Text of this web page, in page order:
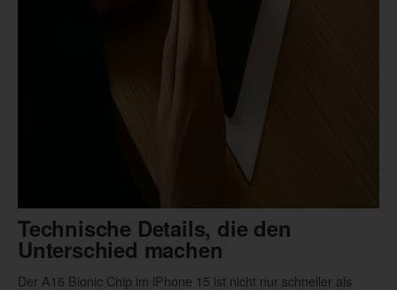
Technische Details, die den
Unterschied machen
Der A16 Bionic Chip im iPhone 15 ist nicht nur schneller als